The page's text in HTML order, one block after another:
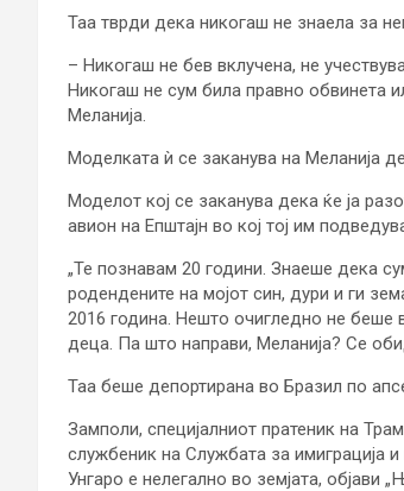
Таа тврди дека никогаш не знаела за
– Никогаш не бев вклучена, не
Никогаш не сум била правно обвинета
Меланија.
Моделката ѝ се заканува на Меланија
Моделот кој се заканува дека ќе ја
авион на Епштајн во кој тој им
„Те познавам 20 години. Знаеше дека
родендените на мојот син, дури и ги
2016 година. Нешто очигледно не беше
деца. Па што направи, Меланија? Се
Таа беше депортирана во Бразил по
Замполи, специјалниот пратеник на
службеник на Службата за имиграција
Унгаро е нелегално во земјата, објави